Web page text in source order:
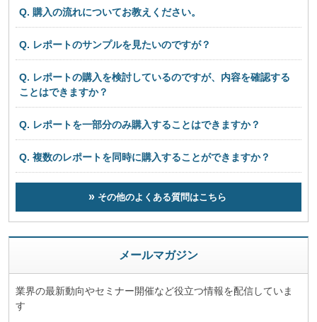
Q. 購入の流れについてお教えください。
Q. レポートのサンプルを見たいのですが？
Q. レポートの購入を検討しているのですが、内容を確認する
ことはできますか？
Q. レポートを一部分のみ購入することはできますか？
Q. 複数のレポートを同時に購入することができますか？
その他のよくある質問はこちら
メールマガジン
業界の最新動向やセミナー開催など役立つ情報を配信していま
す